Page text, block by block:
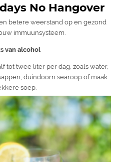
No Hangover
betere weerstand op en gezond
immuunsysteem.
van alcohol
tot twee liter per dag, zoals water,
duindoorn searoop of maak
soep.